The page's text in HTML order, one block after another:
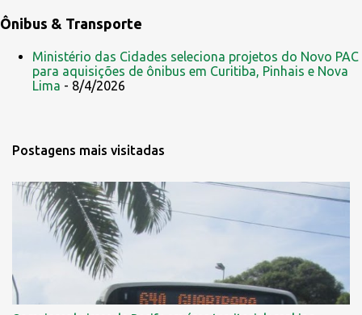
Ônibus & Transporte
Ministério das Cidades seleciona projetos do Novo PAC
para aquisições de ônibus em Curitiba, Pinhais e Nova
Lima - 8/4/2026
Postagens mais visitadas